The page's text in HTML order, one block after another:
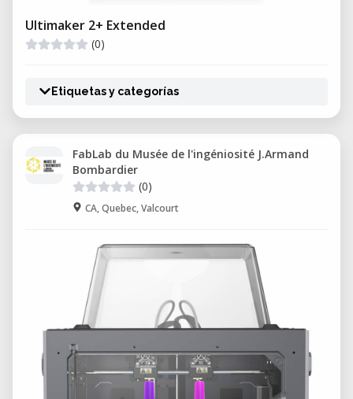
Ultimaker 2+ Extended
(0)
Etiquetas y categorías
FabLab du Musée de l'ingéniosité J.Armand
Bombardier
(0)
CA, Quebec, Valcourt